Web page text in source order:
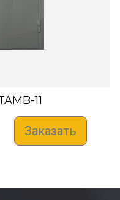
11
Заказать